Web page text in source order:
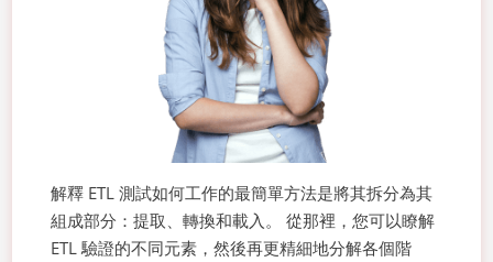
解釋 ETL 測試如何工作的最簡單方法是將其拆分為其
組成部分：提取、轉換和載入。 從那裡，您可以瞭解
ETL 驗證的不同元素，然後再更精細地分解各個階